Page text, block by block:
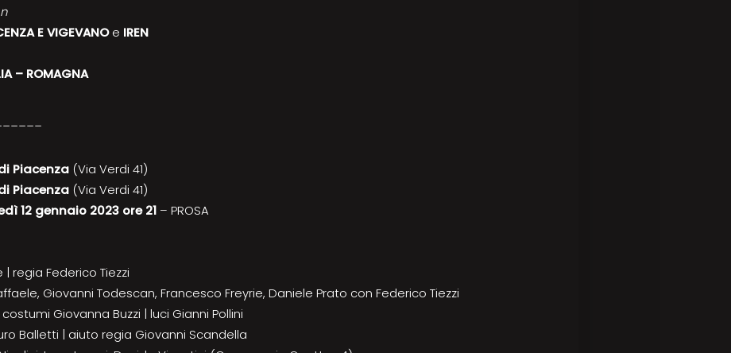
E VIGEVANOe IREN
– ROMAGNA
Piacenza (Via Verdi 41)
Piacenza (Via Verdi 41)
12 gennaio 2023 ore 21 – PROSA
regia Federico Tiezzi
Giovanni Todescan, Francesco Freyrie, Daniele Prato con Federico Tiezzi
Giovanna Buzzi | luci Gianni Pollini
Balletti | aiuto regia Giovanni Scandella